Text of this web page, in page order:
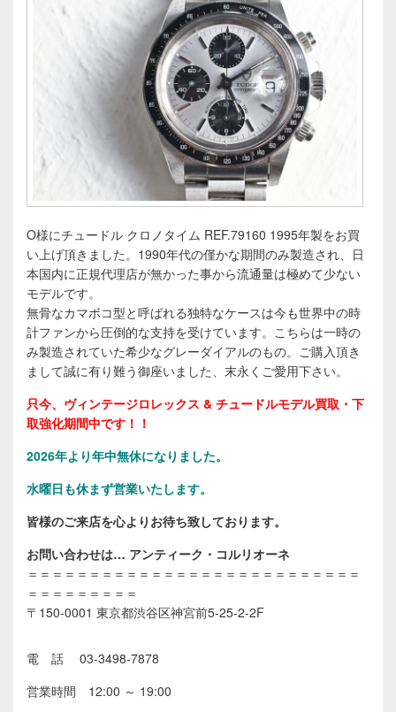
O様にチュードル クロノタイム REF.79160 1995年製をお買
い上げ頂きました。1990年代の僅かな期間のみ製造され、日
本国内に正規代理店が無かった事から流通量は極めて少ない
モデルです。
無骨なカマボコ型と呼ばれる独特なケースは今も世界中の時
計ファンから圧倒的な支持を受けています。こちらは一時の
み製造されていた希少なグレーダイアルのもの。ご購入頂き
まして誠に有り難う御座いました、末永くご愛用下さい。
只今、ヴィンテージロレックス & チュードルモデル買取・下
取強化期間中です！！
2026年より年中無休になりました。
水曜日も休まず営業いたします。
皆様のご来店を心よりお待ち致しております。
お問い合わせは… アンティーク・コルリオーネ
＝＝＝＝＝＝＝＝＝＝＝＝＝＝＝＝＝＝＝＝＝＝＝＝＝＝＝
＝＝＝＝＝＝＝＝＝
〒150-0001 東京都渋谷区神宮前5-25-2-2F
電 話 03-3498-7878
営業時間 12:00 ～ 19:00